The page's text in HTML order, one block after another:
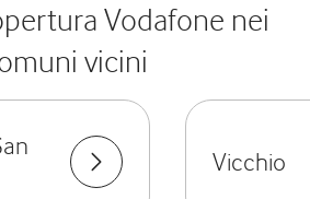
Vodafone nei
vicini
Vicchio